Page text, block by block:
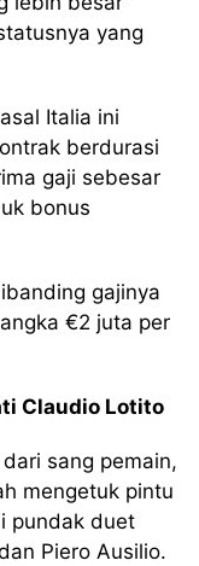
yang
Italia ini
berdurasi
gaji sebesar
bonus
gajinya
€2 juta per
Claudio Lotito
sang pemain,
mengetuk pintu
pundak duet
Piero Ausilio.